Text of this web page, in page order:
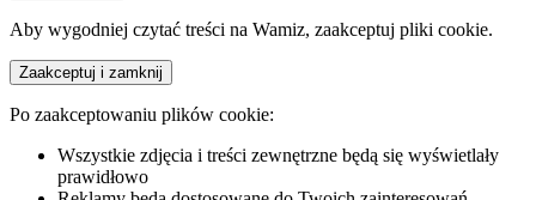
Aby wygodniej czytać treści na Wamiz, zaakceptuj pliki cookie.
Zaakceptuj i zamknij
Po zaakceptowaniu plików cookie:
Wszystkie zdjęcia i treści zewnętrzne będą się wyświetlały
prawidłowo